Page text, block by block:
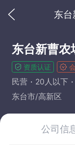
东
东台新曹农
资质认证
民营 20人以下
东台市/高新区
公司信